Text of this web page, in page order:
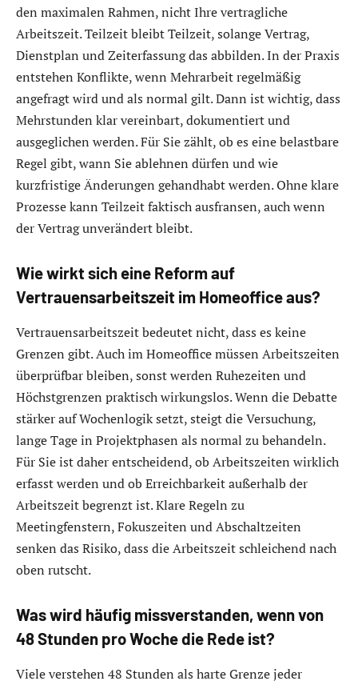
den maximalen Rahmen, nicht Ihre vertragliche
Arbeitszeit. Teilzeit bleibt Teilzeit, solange Vertrag,
Dienstplan und Zeiterfassung das abbilden. In der Praxis
entstehen Konflikte, wenn Mehrarbeit regelmäßig
angefragt wird und als normal gilt. Dann ist wichtig, dass
Mehrstunden klar vereinbart, dokumentiert und
ausgeglichen werden. Für Sie zählt, ob es eine belastbare
Regel gibt, wann Sie ablehnen dürfen und wie
kurzfristige Änderungen gehandhabt werden. Ohne klare
Prozesse kann Teilzeit faktisch ausfransen, auch wenn
der Vertrag unverändert bleibt.
Wie wirkt sich eine Reform auf
Vertrauensarbeitszeit im Homeoffice aus?
Vertrauensarbeitszeit bedeutet nicht, dass es keine
Grenzen gibt. Auch im Homeoffice müssen Arbeitszeiten
überprüfbar bleiben, sonst werden Ruhezeiten und
Höchstgrenzen praktisch wirkungslos. Wenn die Debatte
stärker auf Wochenlogik setzt, steigt die Versuchung,
lange Tage in Projektphasen als normal zu behandeln.
Für Sie ist daher entscheidend, ob Arbeitszeiten wirklich
erfasst werden und ob Erreichbarkeit außerhalb der
Arbeitszeit begrenzt ist. Klare Regeln zu
Meetingfenstern, Fokuszeiten und Abschaltzeiten
senken das Risiko, dass die Arbeitszeit schleichend nach
oben rutscht.
Was wird häufig missverstanden, wenn von
48 Stunden pro Woche die Rede ist?
Viele verstehen 48 Stunden als harte Grenze jeder